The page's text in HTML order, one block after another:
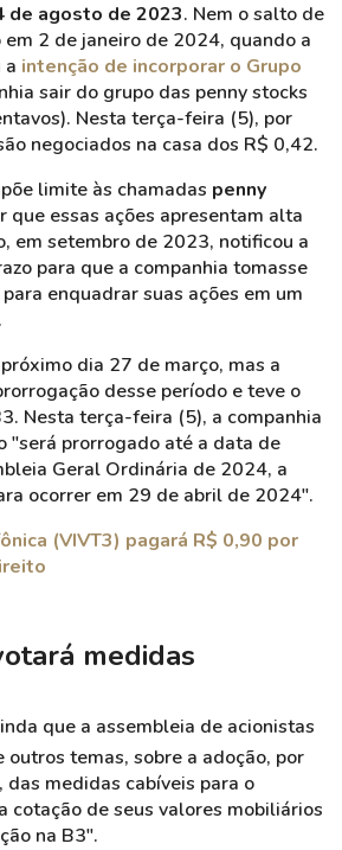
de agosto de 2023. Nem o salto de
2 de janeiro de 2024, quando a
a intenção de incorporar o Grupo
sair do grupo das penny stocks
Nesta terça-feira (5), por
negociados na casa dos R$ 0,42.
limite às chamadas penny
que essas ações apresentam alta
em setembro de 2023, notificou a
para que a companhia tomasse
enquadrar suas ações em um
dia 27 de março, mas a
desse período e teve o
Nesta terça-feira (5), a companhia
"será prorrogado até a data de
Geral Ordinária de 2024, a
ocorrer em 29 de abril de 2024".
(VIVT3) pagará R$ 0,90 por
medidas
que a assembleia de acionistas
temas, sobre a adoção, por
das medidas cabíveis para o
cotação de seus valores mobiliários
na B3".